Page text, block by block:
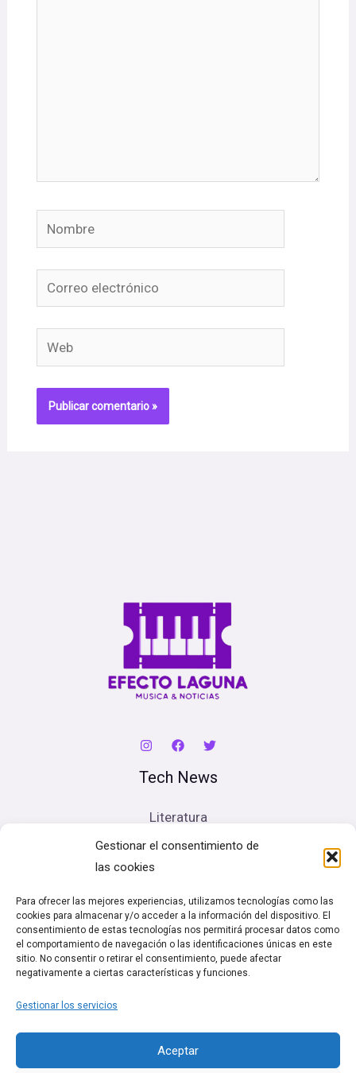
Gestionar el consentimiento de
las cookies
Para ofrecer las mejores experiencias, utilizamos tecnologías como las
cookies para almacenar y/o acceder a la información del dispositivo. El
consentimiento de estas tecnologías nos permitirá procesar datos como
el comportamiento de navegación o las identificaciones únicas en este
sitio. No consentir o retirar el consentimiento, puede afectar
negativamente a ciertas características y funciones.
Gestionar los servicios
Aceptar
Nombre
Correo
electrónico
Web
Tech News
Literatura
Cine
Legal
Política de cookies (UE)
Política de Privacidad